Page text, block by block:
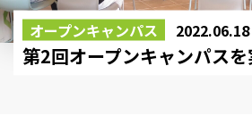
オープンキャンパス 2022.06.18
第2回オープンキャンパスを